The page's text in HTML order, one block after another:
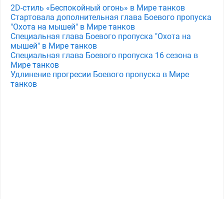
2D-стиль «Беспокойный огонь» в Мире танков
Стартовала дополнительная глава Боевого пропуска
"Охота на мышей" в Мире танков
Специальная глава Боевого пропуска "Охота на
мышей" в Мире танков
Специальная глава Боевого пропуска 16 сезона в
Мире танков
Удлинение прогресии Боевого пропуска в Мире
танков